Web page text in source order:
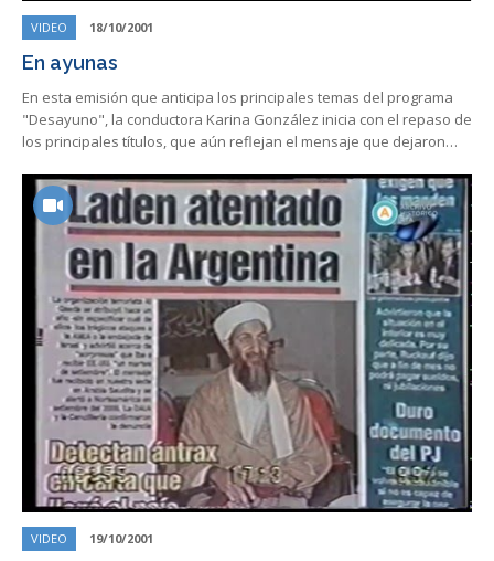
VIDEO 18/10/2001
En ayunas
En esta emisión que anticipa los principales temas del programa
"Desayuno", la conductora Karina González inicia con el repaso de
los principales títulos, que aún reflejan el mensaje que dejaron…
VIDEO 19/10/2001